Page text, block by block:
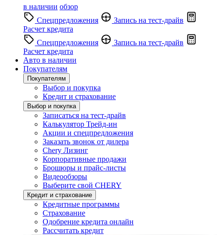
в наличии обзор
Спецпредложения
Запись на тест-драйв
Расчет кредита
Спецпредложения
Запись на тест-драйв
Расчет кредита
Авто в наличии
Покупателям
Покупателям
Выбор и покупка
Кредит и страхование
Выбор и покупка
Записаться на тест-драйв
Калькулятор Трейд-ин
Акции и спецпредложения
Заказать звонок от дилера
Chery Лизинг
Корпоративные продажи
Брошюры и прайс-листы
Видеообзоры
Выберите свой CHERY
Кредит и страхование
Кредитные программы
Страхование
Одобрение кредита онлайн
Рассчитать кредит